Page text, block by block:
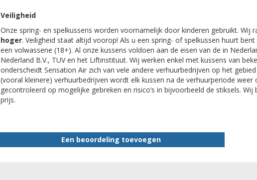
Veiligheid
Onze spring- en spelkussens worden voornamelijk door kinderen gebruikt. Wij
hoger. Veiligheid staat altijd voorop! Als u een spring- of spelkussen huurt
een volwassene (18+). Al onze kussens voldoen aan de eisen van de in
Nederland B.V., TUV en het Liftinstituut. Wij werken enkel met kussens van
onderscheidt Sensation Air zich van vele andere verhuurbedrijven op het
(vooral kleinere) verhuurbedrijven wordt elk kussen na de verhuurperiode
gecontroleerd op mogelijke gebreken en risico’s in bijvoorbeeld de stiksels.
prijs.
Een beoordeling toevoegen